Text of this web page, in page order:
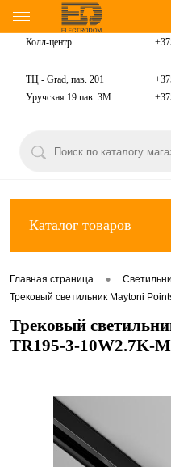
Колл-центр
ТЦ - Grad, пав. 201
Уручская 19 пав. 3М
Каталог товаров
Главная страница •
Трековый светильник Maytoni
Трековый
TR195-3-10W2.7K-